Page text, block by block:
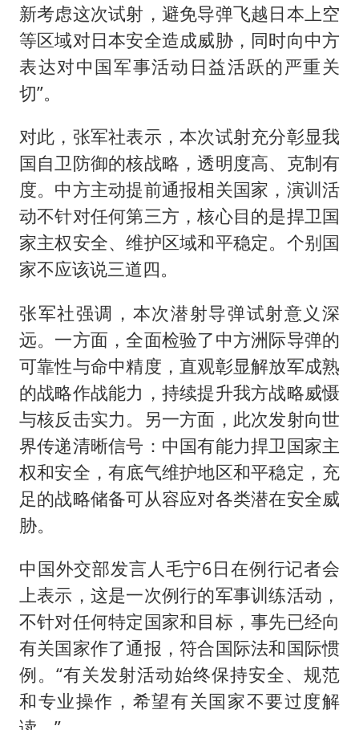
新考虑这次试射，避免导弹飞越日本上空
等区域对日本安全造成威胁，同时向中方
表达对中国军事活动日益活跃的严重关
切”。
对此，张军社表示，本次试射充分彰显我
国自卫防御的核战略，透明度高、克制有
度。中方主动提前通报相关国家，演训活
动不针对任何第三方，核心目的是捍卫国
家主权安全、维护区域和平稳定。个别国
家不应该说三道四。
张军社强调，本次潜射导弹试射意义深
远。一方面，全面检验了中方洲际导弹的
可靠性与命中精度，直观彰显解放军成熟
的战略作战能力，持续提升我方战略威慑
与核反击实力。另一方面，此次发射向世
界传递清晰信号：中国有能力捍卫国家主
权和安全，有底气维护地区和平稳定，充
足的战略储备可从容应对各类潜在安全威
胁。
中国外交部发言人毛宁6日在例行记者会
上表示，这是一次例行的军事训练活动，
不针对任何特定国家和目标，事先已经向
有关国家作了通报，符合国际法和国际惯
例。“有关发射活动始终保持安全、规范
和专业操作，希望有关国家不要过度解